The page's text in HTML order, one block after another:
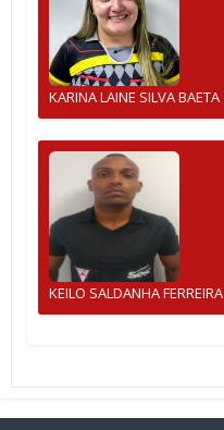
KARINA LAINE SILVA BAETA
KEILO SALDANHA FERREIRA